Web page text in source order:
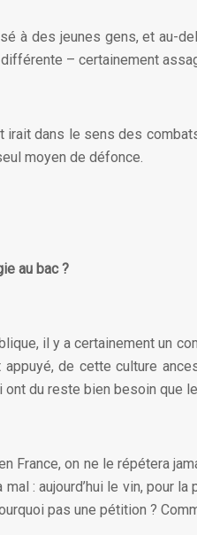
à des jeunes gens, et au-
– certainement
dans le sens des
moyen de défonce.
au bac ?
il y a certainement un
de cette culture
du reste bien besoin que
France, on ne le répétera
: aujourd’hui le vin, pour
pas une pétition ?